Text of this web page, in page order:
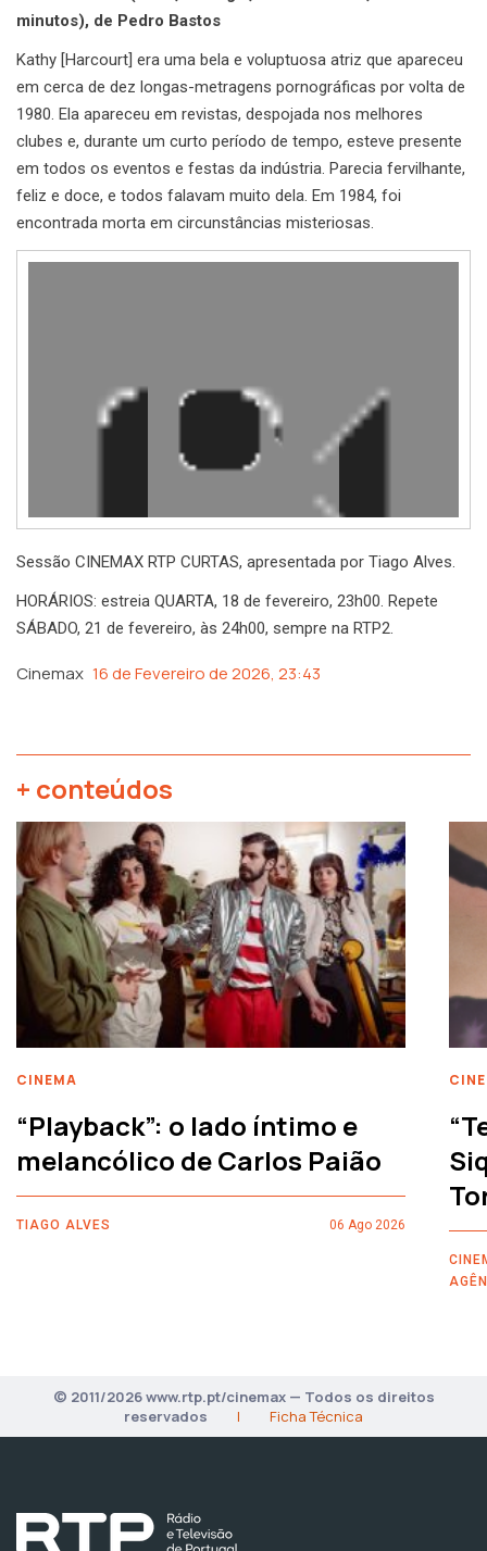
minutos), de Pedro Bastos
Kathy [Harcourt] era uma bela e voluptuosa atriz que apareceu
em cerca de dez longas-metragens pornográficas por volta de
1980. Ela apareceu em revistas, despojada nos melhores
clubes e, durante um curto período de tempo, esteve presente
em todos os eventos e festas da indústria. Parecia fervilhante,
feliz e doce, e todos falavam muito dela. Em 1984, foi
encontrada morta em circunstâncias misteriosas.
Sessão CINEMAX RTP CURTAS, apresentada por Tiago Alves.
HORÁRIOS: estreia QUARTA, 18 de fevereiro, 23h00. Repete
SÁBADO, 21 de fevereiro, às 24h00, sempre na RTP2.
Cinemax 16 de Fevereiro de 2026, 23:43
+ conteúdos
CINEMA
“Playback”: o lado íntimo e
melancólico de Carlos Paião
TIAGO ALVES 06 Ago 2026
© 2011/2026 www.rtp.pt/cinemax — Todos os direitos
reservados
| Ficha Técnica